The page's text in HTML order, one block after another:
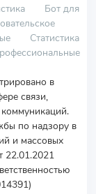
Бот для
Статистика
в
связи,
по надзору в
и массовых